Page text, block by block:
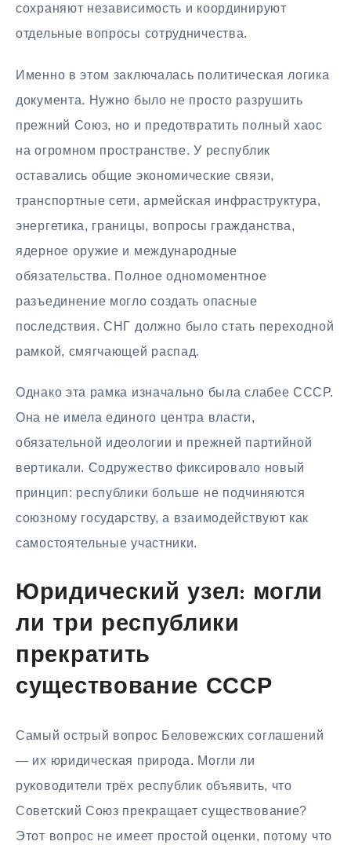
сохраняют независимость и координируют
отдельные вопросы сотрудничества.
Именно в этом заключалась политическая логика
документа. Нужно было не просто разрушить
прежний Союз, но и предотвратить полный хаос
на огромном пространстве. У республик
оставались общие экономические связи,
транспортные сети, армейская инфраструктура,
энергетика, границы, вопросы гражданства,
ядерное оружие и международные
обязательства. Полное одномоментное
разъединение могло создать опасные
последствия. СНГ должно было стать переходной
рамкой, смягчающей распад.
Однако эта рамка изначально была слабее СССР.
Она не имела единого центра власти,
обязательной идеологии и прежней партийной
вертикали. Содружество фиксировало новый
принцип: республики больше не подчиняются
союзному государству, а взаимодействуют как
самостоятельные участники.
Юридический узел: могли
ли три республики
прекратить
существование СССР
Самый острый вопрос Беловежских соглашений
— их юридическая природа. Могли ли
руководители трёх республик объявить, что
Советский Союз прекращает существование?
Этот вопрос не имеет простой оценки, потому что